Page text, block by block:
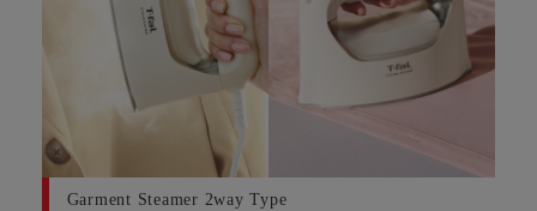
Garment Steamer 2way Type